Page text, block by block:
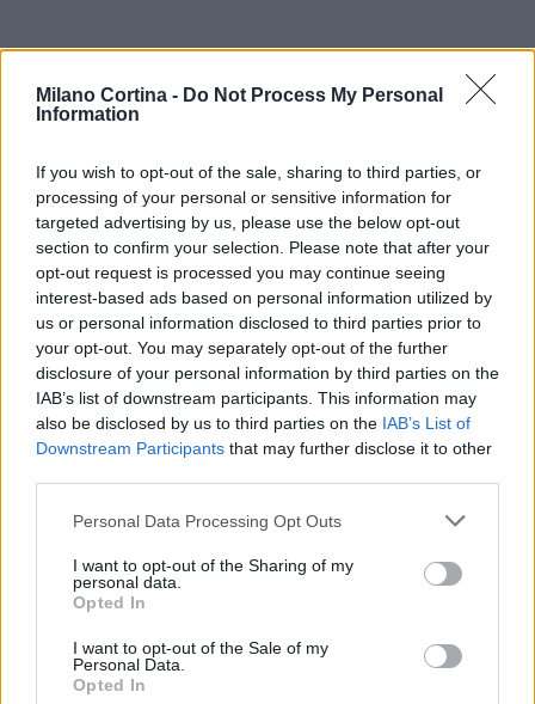
Milano Cortina - Do Not Process My Personal
Information
If you wish to opt-out of the sale, sharing to third parties, or
processing of your personal or sensitive information for
targeted advertising by us, please use the below opt-out
section to confirm your selection. Please note that after your
opt-out request is processed you may continue seeing
interest-based ads based on personal information utilized by
us or personal information disclosed to third parties prior to
your opt-out. You may separately opt-out of the further
disclosure of your personal information by third parties on the
IAB’s list of downstream participants. This information may
also be disclosed by us to third parties on the IAB’s List of
Downstream Participants that may further disclose it to other
Please note that this website/app uses one or more Google
not limited to your visit or usage behaviour. You may click to
grant or deny consent to Google and its third-party tags to
use your data for below specified purposes in below Google
consent section.
Personal Data Processing Opt Outs
I want to opt-out of the Sharing of my
personal data.
Opted In
I want to opt-out of the Sale of my
Personal Data.
Opted In
Continua a leggere
Come funziona il biathlon: gare, tiro, penalità e ritmo
Marco Tessari · 5 Ago 2026
BIATHLON